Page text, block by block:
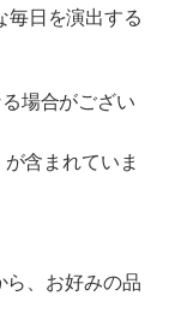
毎日を演出する
場合がござい
含まれていま
ら、お好みの品